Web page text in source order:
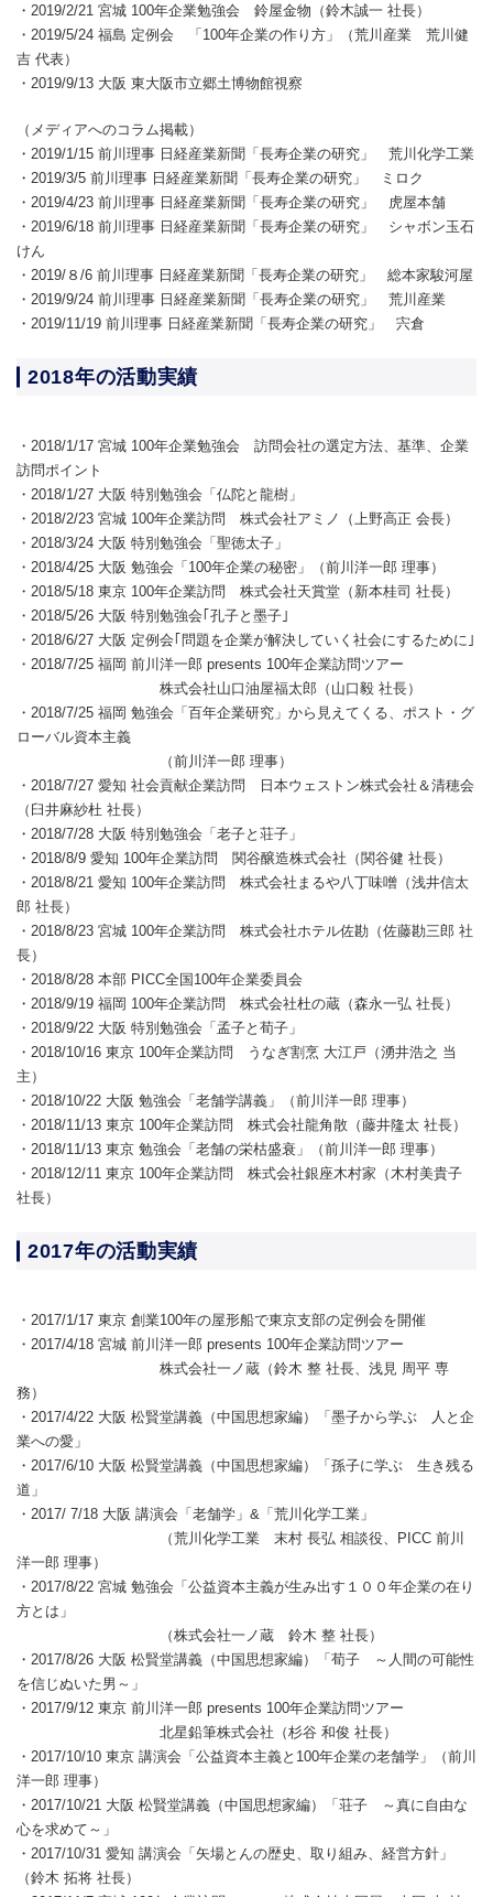
・2019/2/21 宮城 100年企業勉強会 鈴屋金物（鈴木誠一 社長）
・2019/5/24 福島 定例会 「100年企業の作り方」（荒川産業 荒川健
吉 代表）
・2019/9/13 大阪 東大阪市立郷土博物館視察
（メディアへのコラム掲載）
・2019/1/15 前川理事 日経産業新聞「長寿企業の研究」 荒川化学工業
・2019/3/5 前川理事 日経産業新聞「長寿企業の研究」 ミロク
・2019/4/23 前川理事 日経産業新聞「長寿企業の研究」 虎屋本舗
・2019/6/18 前川理事 日経産業新聞「長寿企業の研究」 シャボン玉石
けん
・2019/８/6 前川理事 日経産業新聞「長寿企業の研究」 総本家駿河屋
・2019/9/24 前川理事 日経産業新聞「長寿企業の研究」 荒川産業
・2019/11/19 前川理事 日経産業新聞「長寿企業の研究」 宍倉
2018年の活動実績
・2018/1/17 宮城 100年企業勉強会 訪問会社の選定方法、基準、企業
訪問ポイント
・2018/1/27 大阪 特別勉強会「仏陀と龍樹」
・2018/2/23 宮城 100年企業訪問 株式会社アミノ（上野高正 会長）
・2018/3/24 大阪 特別勉強会「聖徳太子」
・2018/4/25 大阪 勉強会「100年企業の秘密」（前川洋一郎 理事）
・2018/5/18 東京 100年企業訪問 株式会社天賞堂（新本桂司 社長）
・2018/5/26 大阪 特別勉強会｢孔子と墨子｣
・2018/6/27 大阪 定例会｢問題を企業が解決していく社会にするために｣
・2018/7/25 福岡 前川洋一郎 presents 100年企業訪問ツアー
株式会社山口油屋福太郎（山口毅 社長）
・2018/7/25 福岡 勉強会「百年企業研究」から見えてくる、ポスト・グ
ローバル資本主義
（前川洋一郎 理事）
・2018/7/27 愛知 社会貢献企業訪問 日本ウェストン株式会社＆清穂会
（臼井麻紗杜 社長）
・2018/7/28 大阪 特別勉強会「老子と荘子」
・2018/8/9 愛知 100年企業訪問 関谷醸造株式会社（関谷健 社長）
・2018/8/21 愛知 100年企業訪問 株式会社まるや八丁味噌（浅井信太
郎 社長）
・2018/8/23 宮城 100年企業訪問 株式会社ホテル佐勘（佐藤勘三郎 社
長）
・2018/8/28 本部 PICC全国100年企業委員会
・2018/9/19 福岡 100年企業訪問 株式会社杜の蔵（森永一弘 社長）
・2018/9/22 大阪 特別勉強会「孟子と荀子」
・2018/10/16 東京 100年企業訪問 うなぎ割烹 大江戸（湧井浩之 当
主）
・2018/10/22 大阪 勉強会「老舗学講義」（前川洋一郎 理事）
・2018/11/13 東京 100年企業訪問 株式会社龍角散（藤井隆太 社長）
・2018/11/13 東京 勉強会「老舗の栄枯盛衰」（前川洋一郎 理事）
・2018/12/11 東京 100年企業訪問 株式会社銀座木村家（木村美貴子
社長）
2017年の活動実績
・2017/1/17 東京 創業100年の屋形船で東京支部の定例会を開催
・2017/4/18 宮城 前川洋一郎 presents 100年企業訪問ツアー
株式会社一ノ蔵（鈴木 整 社長、浅見 周平 専
務）
・2017/4/22 大阪 松賢堂講義（中国思想家編）「墨子から学ぶ 人と企
業への愛」
・2017/6/10 大阪 松賢堂講義（中国思想家編）「孫子に学ぶ 生き残る
道」
・2017/ 7/18 大阪 講演会「老舗学」&「荒川化学工業」
（荒川化学工業 末村 長弘 相談役、PICC 前川
洋一郎 理事）
・2017/8/22 宮城 勉強会「公益資本主義が生み出す１００年企業の在り
方とは」
（株式会社一ノ蔵 鈴木 整 社長）
・2017/8/26 大阪 松賢堂講義（中国思想家編）「荀子 ～人間の可能性
を信じぬいた男～」
・2017/9/12 東京 前川洋一郎 presents 100年企業訪問ツアー
北星鉛筆株式会社（杉谷 和俊 社長）
・2017/10/10 東京 講演会「公益資本主義と100年企業の老舗学」（前川
洋一郎 理事）
・2017/10/21 大阪 松賢堂講義（中国思想家編）「荘子 ～真に自由な
心を求めて～」
・2017/10/31 愛知 講演会「矢場とんの歴史、取り組み、経営方針」
（鈴木 拓将 社長）